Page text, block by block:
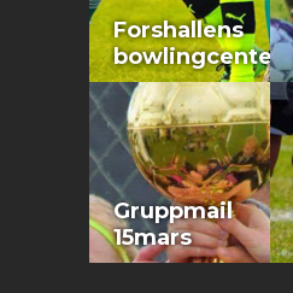
Forshallens
bowlingcenter
Gruppmail
15mars